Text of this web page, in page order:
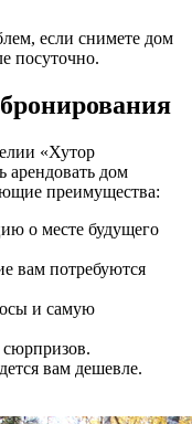
если снимете дом
посуточно.
«Хутор
арендовать дом
преимущества:
о месте будущего
вам потребуются
и самую
вам дешевле.